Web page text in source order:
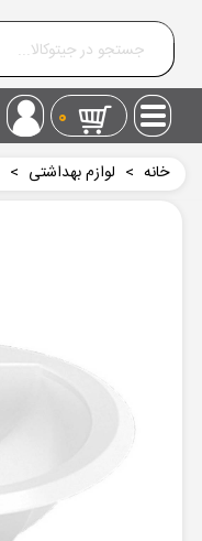
0
خانه > لوازم بهداشتی >